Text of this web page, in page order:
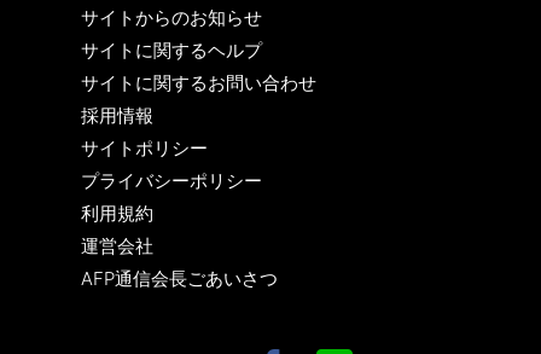
サイトからのお知らせ
サイトに関するヘルプ
サイトに関するお問い合わせ
採用情報
サイトポリシー
プライバシーポリシー
利用規約
運営会社
AFP通信会長ごあいさつ